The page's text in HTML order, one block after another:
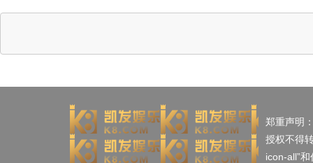
郑重声明
授权不得
icon-all”